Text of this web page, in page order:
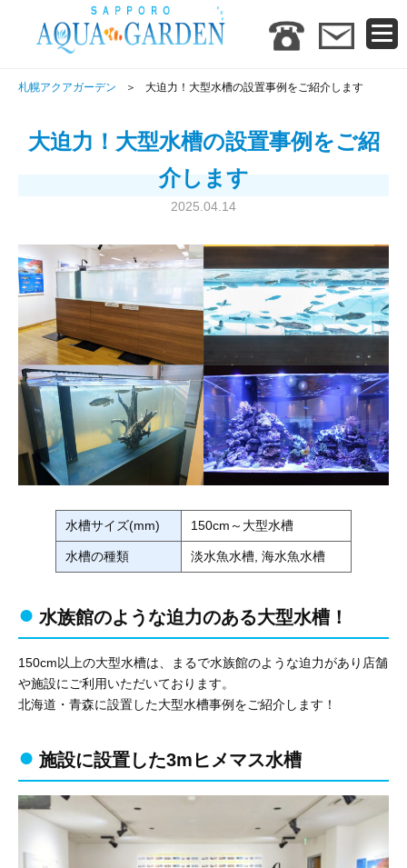
札幌アクアガーデン 大迫力！大型水槽の設置事例をご紹介します
大迫力！大型水槽の設置事例をご紹
介します
2025.04.14
水槽サイズ(mm) 150cm～大型水槽
水槽の種類 淡水魚水槽, 海水魚水槽
水族館のような迫力のある大型水槽！
150cm以上の大型水槽は、まるで水族館のような迫力があり店舗
や施設にご利用いただいております。
北海道・青森に設置した大型水槽事例をご紹介します！
施設に設置した3mヒメマス水槽